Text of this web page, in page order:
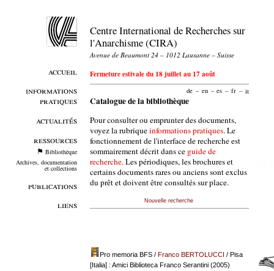
accueil
informations
pratiques
actualités
ressources
Bibliothèque
Archives, documentation
et collections
publications
liens
Centre International de Recherches sur
l'Anarchisme (CIRA)
Avenue de Beaumont 24 – 1012 Lausanne – Suisse
Fermeture estivale du 18 juillet au 17 août
de – en – es – fr – it
Catalogue de la bibliothèque
Pour consulter ou emprunter des documents,
voyez la rubriqueinformations pratiques. Le
fonctionnement de l'interface de recherche est
sommairement décrit dans ce guide de
recherche. Les périodiques, les brochures et
certains documents rares ou anciens sont exclus
du prêt et doivent être consultés sur place.
Nouvelle recherche
Pro memoria BFS/ Franco BERTOLUCCI / Pisa
[Italia] : Amici Biblioteca Franco Serantini (2005)